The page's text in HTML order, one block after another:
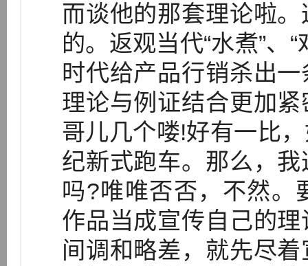
而谈他的那套理论啦
的。返观当代“水煮”、
时代给产品行销杀出
理论与例证结合更加
哥儿几个喽!好有一比
纪新式跑车。那么，
吗?唯唯否否，不然。
作品当成宣传自己的
间调和略差，就先尽